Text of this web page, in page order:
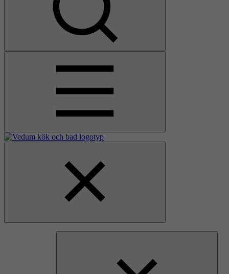
Åpne
hovedmenyen
Gå